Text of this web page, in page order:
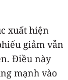
xuất hiện
giảm vẫn
Điều này
mạnh vào